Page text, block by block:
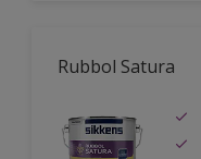
Rubbol Satura